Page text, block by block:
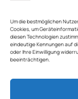
Um die bestmöglichen
Cookies, um
diesen Technologien
eindeutige Kennungen auf
oder Ihre Einwilligung
beeinträchtigen.